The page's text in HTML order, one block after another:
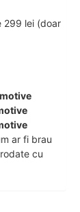
299 lei (doar
ar fi brau
cu